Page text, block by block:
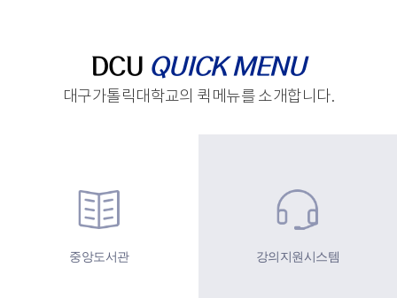
DCU QUICK MENU
대구가톨릭대학교의 퀵메뉴를 소개합니다.
중앙도서관 강의지원시스템